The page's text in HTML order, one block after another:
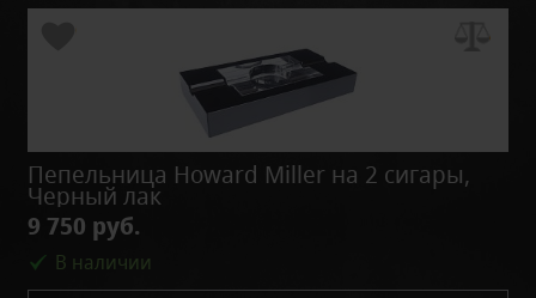
Пепельница Howard Miller на 2 сигары,
Черный лак
9 750 руб.
В наличии